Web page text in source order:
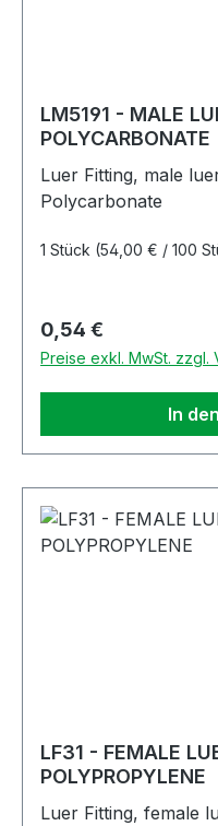
LM5191 - MALE
POLYCARBONATE
Luer Fitting, male
Polycarbonate
1 Stück (54,00 € / 100
Regulärer Preis:
0,54 €
Preise exkl. MwSt. zzgl.
In
LF31 - FEMALE
POLYPROPYLENE
Luer Fitting, female